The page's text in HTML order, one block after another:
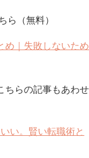
ら（無料）
め｜失敗しないため
ちらの記事もあわせ
い。賢い転職術と